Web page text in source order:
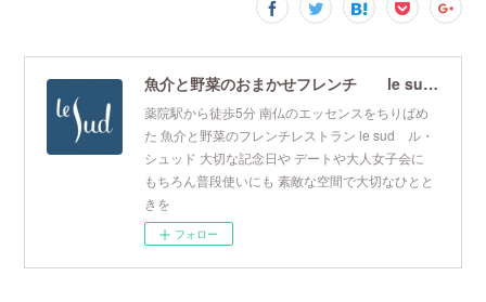
魚介と野菜のおまかせフレンチ le sud ル・シュッド
薬院駅から徒歩5分 南仏のエッセンスをちりばめ
た 魚介と野菜のフレンチレストラン le sud ル・
シュッド 大切な記念日や デートや大人女子会に
もちろん普段使いにも 素敵な空間で大切なひとと
きを
フォロー